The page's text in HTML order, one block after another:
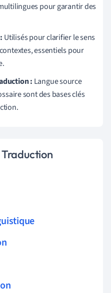
pour garantir des
Utilisés pour clarifier le sens
essentiels pour
: Langue source
sont des bases clés
Traduction